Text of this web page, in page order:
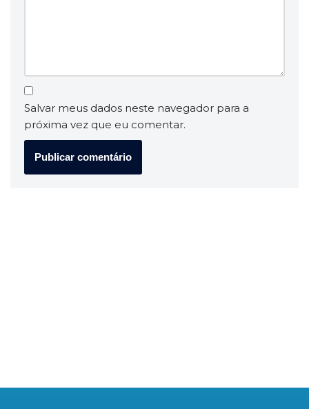
Salvar meus dados neste navegador para a
próxima vez que eu comentar.